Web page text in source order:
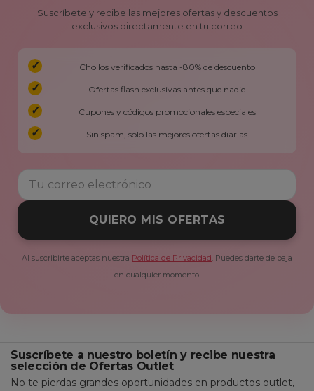
Suscríbete y recibe las mejores ofertas y descuentos
exclusivos directamente en tu correo
Chollos verificados hasta -80% de descuento
Ofertas flash exclusivas antes que nadie
Cupones y códigos promocionales especiales
Sin spam, solo las mejores ofertas diarias
QUIERO MIS OFERTAS
Al suscribirte aceptas nuestra Política de Privacidad. Puedes darte de baja
en cualquier momento.
Suscríbete a nuestro boletín y recibe nuestra
selección de Ofertas Outlet
No te pierdas grandes oportunidades en productos outlet,